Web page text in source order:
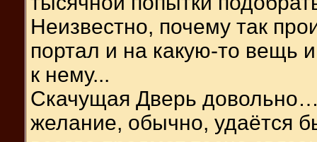
Неизвестно, почему так
портал и на какую-то вещь
к нему...
Скачущая Дверь
желание, обычно, удаётся